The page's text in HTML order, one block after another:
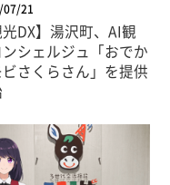
07/21
光DX】湯沢町、AI観
シェルジュ「おでか
ビさくらさん」を提供